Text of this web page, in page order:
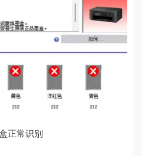
正常识别